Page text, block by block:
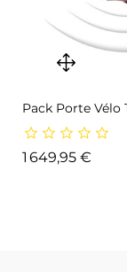
Pack Porte Vélo
1 649,95 €